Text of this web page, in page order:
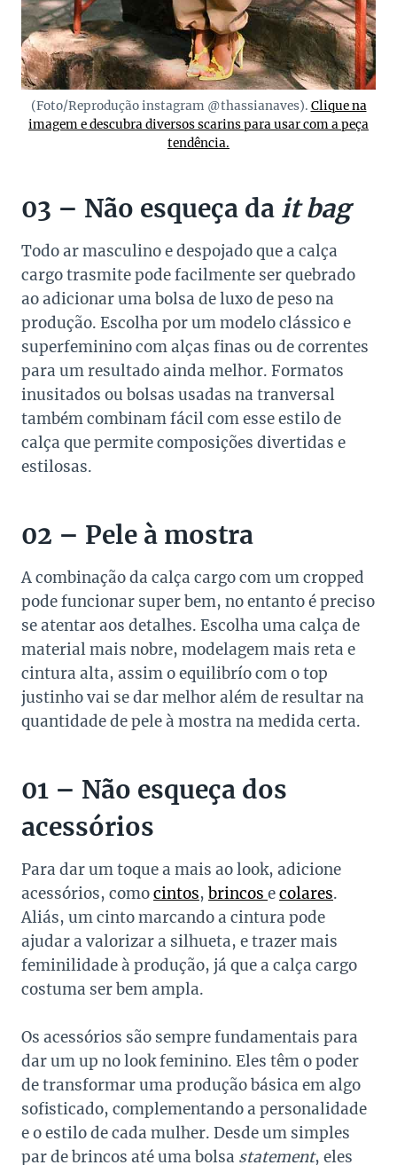
(Foto/Reprodução instagram @thassianaves). Clique na
imagem e descubra diversos scarins para usar com a peça
tendência.
03 – Não esqueça da it bag
Todo ar masculino e despojado que a calça
cargo trasmite pode facilmente ser quebrado
ao adicionar uma bolsa de luxo de peso na
produção. Escolha por um modelo clássico e
superfeminino com alças finas ou de correntes
para um resultado ainda melhor. Formatos
inusitados ou bolsas usadas na tranversal
também combinam fácil com esse estilo de
calça que permite composições divertidas e
estilosas.
02 – Pele à mostra
A combinação da calça cargo com um cropped
pode funcionar super bem, no entanto é preciso
se atentar aos detalhes. Escolha uma calça de
material mais nobre, modelagem mais reta e
cintura alta, assim o equilibrío com o top
justinho vai se dar melhor além de resultar na
quantidade de pele à mostra na medida certa.
01 – Não esqueça dos
acessórios
Para dar um toque a mais ao look, adicione
acessórios, comocintos, brincos ecolares.
Aliás, um cinto marcando a cintura pode
ajudar a valorizar a silhueta, e trazer mais
feminilidade à produção, já que a calça cargo
costuma ser bem ampla.
Os acessórios são sempre fundamentais para
dar um up no look feminino. Eles têm o poder
de transformar uma produção básica em algo
sofisticado, complementando a personalidade
e o estilo de cada mulher. Desde um simples
par de brincos até uma bolsa statement, eles